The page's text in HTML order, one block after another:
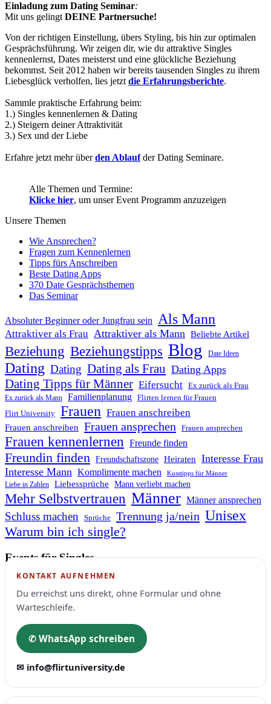
Einladung zum Dating Seminar:
Mit uns gelingtDEINE Partnersuche!
Von der richtigen Einstellung, übers Styling, bis hin zur optimalen
Gesprächsführung. Wir zeigen dir, wie du attraktive Singles
kennenlernst, Dates meisterst und eine glückliche Beziehung
bekommst. Seit 2012 haben wir bereits tausenden Singles zu ihrem
Liebesglück verholfen, lies jetztdie Erfahrungsberichte.
Sammle praktische Erfahrung beim:
1.) Singles kennenlernen & Dating
2.) Steigern deiner Attraktivität
3.) Sex und der Liebe
Erfahre jetzt mehr überden Ablaufder Dating Seminare.
Alle Themen und Termine:
Klicke hier, um unser Event Programm anzuzeigen
Unsere Themen
Wie Ansprechen?
Fragen zum Kennenlernen
Tipps fürs Anschreiben
Beste Dating Apps
370 Date Gesprächsthemen
Das Seminar
Absoluter Beginner oder Jungfrau sein Als Mann
Attraktiver als Frau Attraktiver als Mann Beliebte Artikel
Beziehung Beziehungstipps Blog Date Ideen
Dating Dating Dating als Frau Dating Apps
Dating Tipps für Männer Eifersucht Ex zurück als Frau
Ex zurück als Mann Familienplanung Flirten lernen für Frauen
Flirt University Frauen Frauen anschreiben
Frauen anschreiben Frauen ansprechen Frauen ansprechen
Frauen kennenlernen Freunde finden
Freundin finden Freundschaftszone Heiraten Interesse Frau
Interesse Mann Komplimente machen Kusstipps für Männer
Liebe in Zahlen Liebessprüche Mann verliebt machen
Mehr Selbstvertrauen Männer Männer ansprechen
Schluss machen Sprüche Trennung ja/nein Unisex
Warum bin ich single?
Events für Singles
KONTAKT AUFNEHMEN
Du erreichst uns direkt, ohne Formular und ohne
Warteschleife.
✆ WhatsApp schreiben
✉ info@flirtuniversity.de